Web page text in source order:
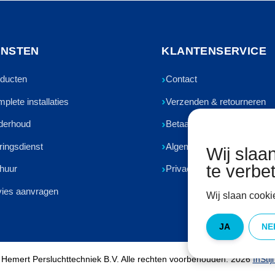
installaties
aanvragen
KLANTENSERVICE
Contact
Verzenden & retourneren
Betaalmethoden
Algemene voorwaarden
Privacyverklaring
Persluchttechniek B.V. Alle rechten voorbehouden. 2026
Wij
te
Wij slaan
JA